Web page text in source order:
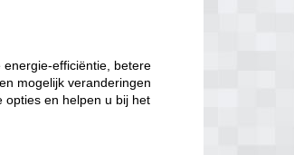
energie-efficiëntie, betere
mogelijk veranderingen
opties en helpen u bij het